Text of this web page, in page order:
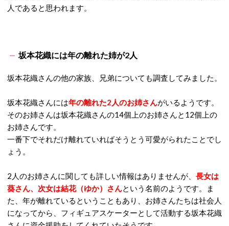
人であると思われます。
坂本花織には年の離れた姉が2人
坂本花織さんの他の家族、兄弟についても調査してみました。
坂本花織さんには年の離れた2人のお姉さんがいるようです。
そのお姉さんは坂本花織さんの14個上のお姉さんと12個上の
お姉さんです。
一番下でそれだけ離れていればそうとう可愛がられたことでし
ょう。
2人のお姉さんに関しても詳しい情報はありませんが、 長女は
葵さん、次女は結花（ゆか）さんという名前のようです。ま
た、年が離れているということもあり、お姉さんたちは社会人
になってから、フィギュアスケーターとして活動する坂本花織